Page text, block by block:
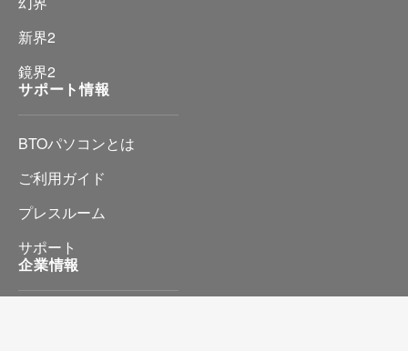
新界2
鏡界2
サポート情報
BTOパソコンとは
ご利用ガイド
プレスルーム
サポート
企業情報